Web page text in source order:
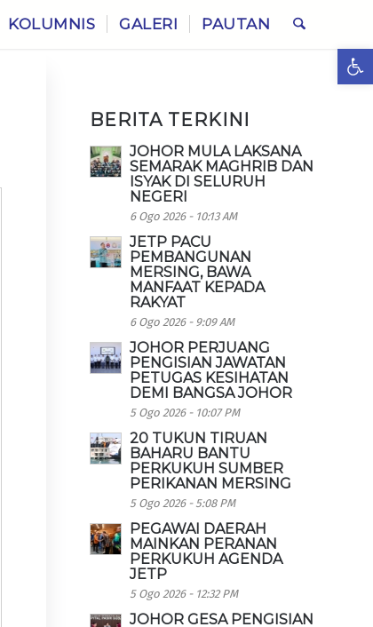
KOLUMNIS GALERI PAUTAN
BERITA TERKINI
JOHOR MULA LAKSANA
SEMARAK MAGHRIB DAN
ISYAK DI SELURUH
NEGERI
6 Ogo 2026 - 10:13 AM
JETP PACU
PEMBANGUNAN
MERSING, BAWA
MANFAAT KEPADA
RAKYAT
6 Ogo 2026 - 9:09 AM
JOHOR PERJUANG
PENGISIAN JAWATAN
PETUGAS KESIHATAN
DEMI BANGSA JOHOR
5 Ogo 2026 - 10:07 PM
20 TUKUN TIRUAN
BAHARU BANTU
PERKUKUH SUMBER
PERIKANAN MERSING
5 Ogo 2026 - 5:08 PM
PEGAWAI DAERAH
MAINKAN PERANAN
PERKUKUH AGENDA
JETP
5 Ogo 2026 - 12:32 PM
JOHOR GESA PENGISIAN